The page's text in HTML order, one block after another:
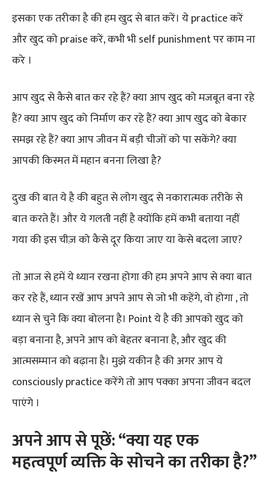
इसका एक तरीका है की हम खुद से बात करें। ये practice करें
और खुद को praise करें, कभी भी self punishment पर काम ना
करे ।
आप खुद से कैसे बात कर रहे हैं? क्या आप खुद को मजबूत बना रहे
हैं? क्या आप खुद को निर्माण कर रहे हैं? क्या आप खुद को बेकार
समझ रहे हैं? क्या आप जीवन में बड़ी चीजों को पा सकेंगे? क्या
आपकी किस्मत में महान बनना लिखा है?
दुख की बात ये है की बहुत से लोग खुद से नकारात्मक तरीके से
बात करते हैं। और ये गलती नहीं है क्योंकि हमें कभी बताया नहीं
गया की इस चीज़ को कैसे दूर किया जाए या केसे बदला जाए?
तो आज से हमें ये ध्यान रखना होगा की हम अपने आप से क्या बात
कर रहे हैं, ध्यान रखें आप अपने आप से जो भी कहेंगे, वो होगा , तो
ध्यान से चुने कि क्या बोलना है। Point ये है की आपको खुद को
बड़ा बनाना है, अपने आप को बेहतर बनाना है, और खुद की
आत्मसम्मान को बढ़ाना है। मुझे यकीन है की अगर आप ये
consciously practice करेंगे तो आप पक्का अपना जीवन बदल
पाएंगे ।
अपने आप से पूछें: “क्या यह एक
महत्वपूर्ण व्यक्ति के सोचने का तरीका है?”